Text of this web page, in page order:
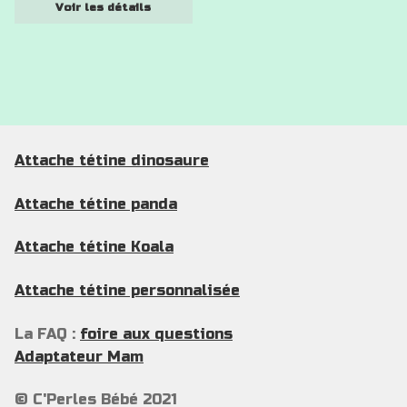
prix :
Voir les détails
Attache tétine dinosaure
Attache tétine panda
Attache tétine Koala
Attache tétine personnalisée
La FAQ : foire aux questions
Adaptateur Mam
© C'Perles Bébé 2021